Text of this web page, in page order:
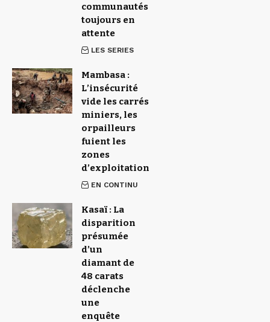
communautés
toujours en
attente
LES SERIES
Mambasa :
L’insécurité
vide les carrés
miniers, les
orpailleurs
fuient les
zones
d’exploitation
EN CONTINU
Kasaï : La
disparition
présumée
d’un
diamant de
48 carats
déclenche
une
enquête